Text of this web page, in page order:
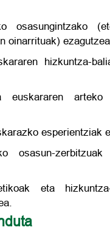
osasungintzako
oinarrituak)
hizkuntza-
euskararen arteko
esperientziak
osasun-zerbitzuak
eta